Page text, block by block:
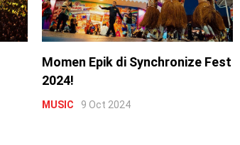
Momen Epik di Synchronize Fest
2024!
MUSIC 9 Oct 2024